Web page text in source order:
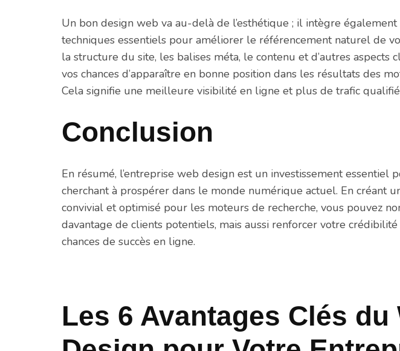
Un bon design web va au-delà de l’esthétique ; il intègre
techniques essentiels pour améliorer le référencement naturel de
la structure du site, les balises méta, le contenu et d’autres aspects
vos chances d’apparaître en bonne position dans les résultats des
Cela signifie une meilleure visibilité en ligne et plus de trafic
Conclusion
En résumé, l’entreprise web design est un investissement essentiel
cherchant à prospérer dans le monde numérique actuel. En créant
convivial et optimisé pour les moteurs de recherche, vous pouvez
davantage de clients potentiels, mais aussi renforcer votre
chances de succès en ligne.
Les 6 Avantages Clés du